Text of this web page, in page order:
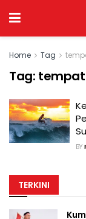
Home Tag
Tag:
BY
TERKINI